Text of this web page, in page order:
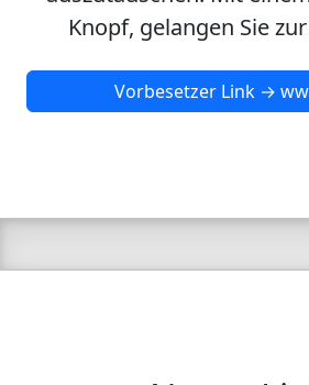
Knopf, gelangen Sie
Vorbesetzer Link →